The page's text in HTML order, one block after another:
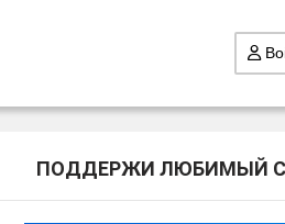
ПОДДЕРЖИ ЛЮБИМЫЙ